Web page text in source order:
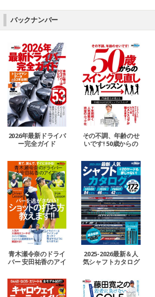
バックナンバー
2026年最新ドライバ
ー完全ガイド
その不調、年齢のせ
いです! 50歳からの
スイング見直しLESS
ON
青木瀬令奈のドライ
バー 安田祐香のアイ
い! ショットの打ち
方教えます
2025-2026最新＆人
気シャフトカタログ